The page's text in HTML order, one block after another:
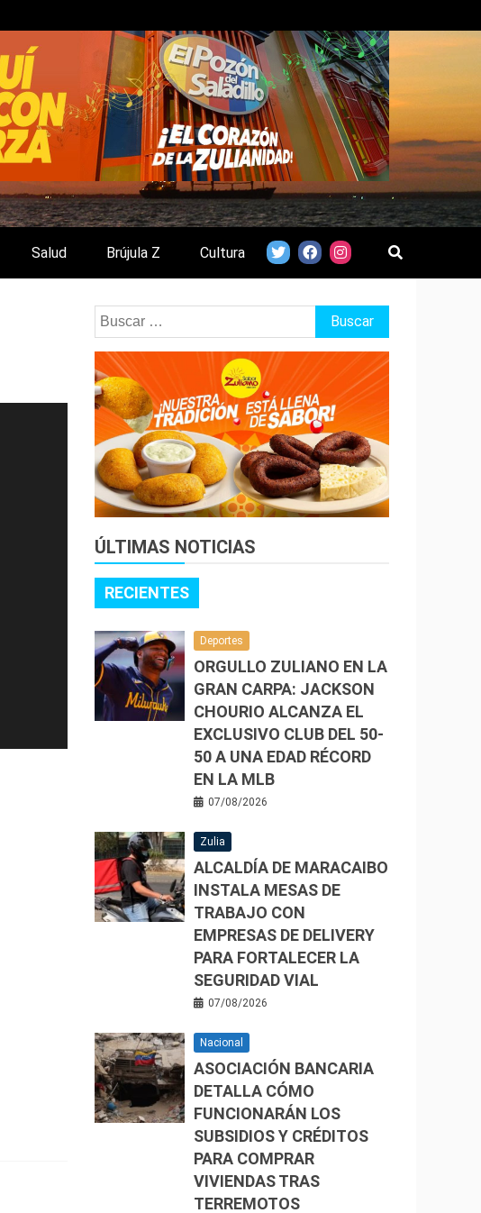
Salud Brújula Z Cultura
Buscar:
ÚLTIMAS NOTICIAS
RECIENTES
Deportes
ORGULLO ZULIANO EN LA
GRAN CARPA: JACKSON
CHOURIO ALCANZA EL
EXCLUSIVO CLUB DEL 50-
50 A UNA EDAD RÉCORD
EN LA MLB
07/08/2026
Zulia
ALCALDÍA DE MARACAIBO
INSTALA MESAS DE
TRABAJO CON
EMPRESAS DE DELIVERY
PARA FORTALECER LA
SEGURIDAD VIAL
07/08/2026
Nacional
ASOCIACIÓN BANCARIA
DETALLA CÓMO
FUNCIONARÁN LOS
SUBSIDIOS Y CRÉDITOS
PARA COMPRAR
VIVIENDAS TRAS
TERREMOTOS